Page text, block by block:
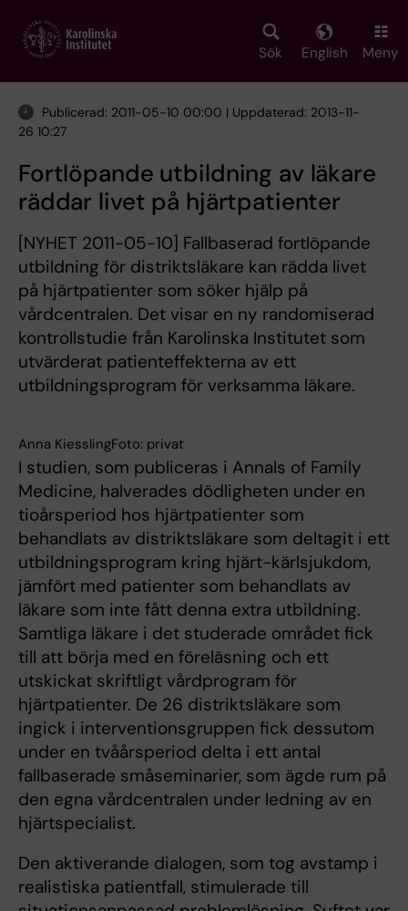
main
Sök English Meny
Publicerad: 2011-05-10 00:00 | Uppdaterad: 2013-11-
26 10:27
Fortlöpande utbildning av läkare
räddar livet på hjärtpatienter
[NYHET 2011-05-10] Fallbaserad fortlöpande
utbildning för distriktsläkare kan rädda livet
på hjärtpatienter som söker hjälp på
vårdcentralen. Det visar en ny randomiserad
kontrollstudie från Karolinska Institutet som
utvärderat patienteffekterna av ett
utbildningsprogram för verksamma läkare.
Anna KiesslingFoto: privat
I studien, som publiceras i Annals of Family
Medicine, halverades dödligheten under en
tioårsperiod hos hjärtpatienter som
behandlats av distriktsläkare som deltagit i ett
utbildningsprogram kring hjärt-kärlsjukdom,
jämfört med patienter som behandlats av
läkare som inte fått denna extra utbildning.
Samtliga läkare i det studerade området fick
till att börja med en föreläsning och ett
utskickat skriftligt vårdprogram för
hjärtpatienter. De 26 distriktsläkare som
ingick i interventionsgruppen fick dessutom
under en tvåårsperiod delta i ett antal
fallbaserade småseminarier, som ägde rum på
den egna vårdcentralen under ledning av en
hjärtspecialist.
Den aktiverande dialogen, som tog avstamp i
realistiska patientfall, stimulerade till